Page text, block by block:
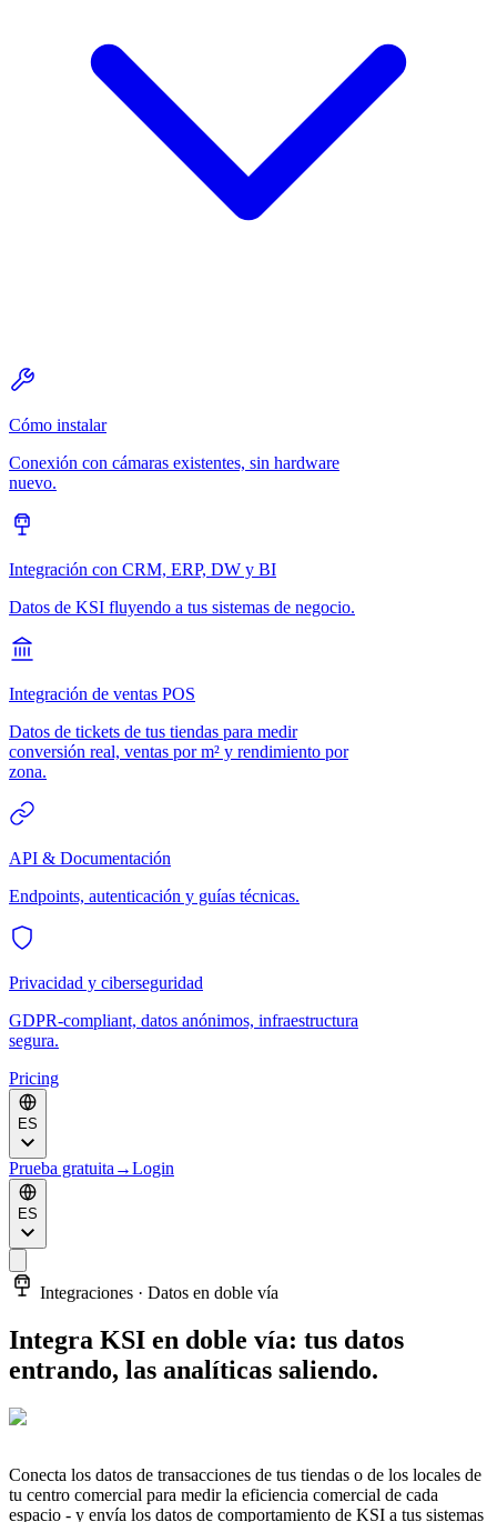
Cómo instalar
Conexión con cámaras existentes, sin hardware
nuevo.
Integración con CRM, ERP, DW y BI
Datos de KSI fluyendo a tus sistemas de negocio.
Integración de ventas POS
Datos de tickets de tus tiendas para medir
conversión real, ventas por m² y rendimiento por
zona.
API & Documentación
Endpoints, autenticación y guías técnicas.
Privacidad y ciberseguridad
GDPR-compliant, datos anónimos, infraestructura
segura.
Pricing
ES
Prueba gratuita →Login
ES
Integraciones · Datos en doble vía
Integra KSI en doble vía: tus datos
entrando, las analíticas saliendo.
Conecta los datos de transacciones de tus tiendas o de los locales de
tu centro comercial para medir la eficiencia comercial de cada
espacio - y envía los datos de comportamiento de KSI a tus sistemas